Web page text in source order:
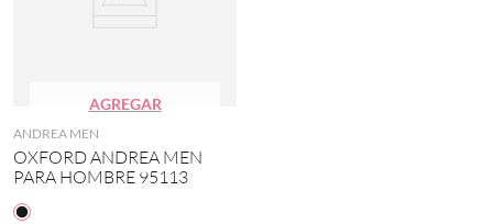
AGREGAR
ANDREA MEN
OXFORD ANDREA MEN
PARA HOMBRE 95113